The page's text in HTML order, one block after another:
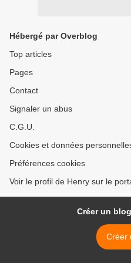
Hébergé par Overblog
Top articles
Pages
Contact
Signaler un abus
C.G.U.
Cookies et données
Préférences cookies
Voir le profil de Henry sur le
Créer un
Créer